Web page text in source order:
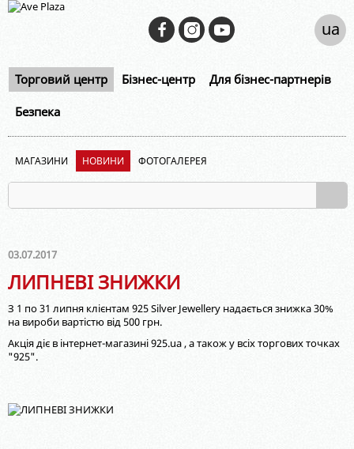
Торговий центр Бізнес-центр Для бізнес-партнерів
Безпека
ua
МАГАЗИНИ НОВИНИ ФОТОГАЛЕРЕЯ
03.07.2017
ЛИПНЕВІ ЗНИЖКИ
З 1 по 31 липня клієнтам 925 Silver Jewellery надається знижка 30%
на вироби вартістю від 500 грн.
Акція діє в інтернет-магазині 925.ua , а також у всіх торгових точках
"925".